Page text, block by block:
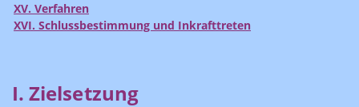
XV. Verfahren
XVI. Schlussbestimmung und Inkrafttreten
I. Zielsetzung